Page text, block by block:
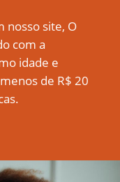
nosso site, O
com a
idade e
de R$ 20